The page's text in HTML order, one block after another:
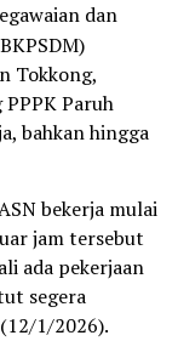
dan
Tokkong,
Paruh
bahkan hingga
bekerja mulai
jam tersebut
ada pekerjaan
segera
1/2026).